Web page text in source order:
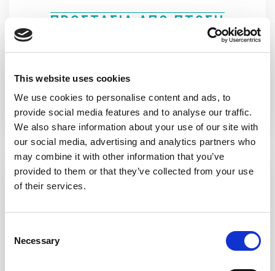
This website uses cookies
We use cookies to personalise content and ads, to
provide social media features and to analyse our traffic.
We also share information about your use of our site with
our social media, advertising and analytics partners who
may combine it with other information that you’ve
provided to them or that they’ve collected from your use
of their services.
Selection
Necessary
ΠΡΟΣΤΑΣΙΑ ΑΠΟ ΠΤΩΣΗ
Συγκράτηση σώματος, αντιπτωτικά